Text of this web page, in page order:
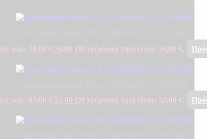
was: 70,00 €.56,00 €Η τρέχουσα τιμή είναι: 56,00 €.
was: 65,00 €.52,00 €Η τρέχουσα τιμή είναι: 52,00 €.